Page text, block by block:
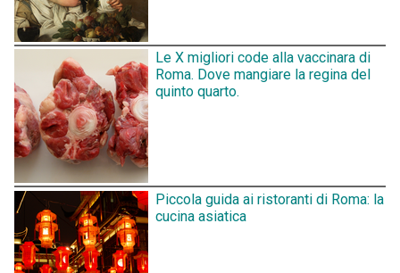
Le X migliori code alla vaccinara di
Roma. Dove mangiare la regina del
quinto quarto.
Piccola guida ai ristoranti di Roma: la
cucina asiatica